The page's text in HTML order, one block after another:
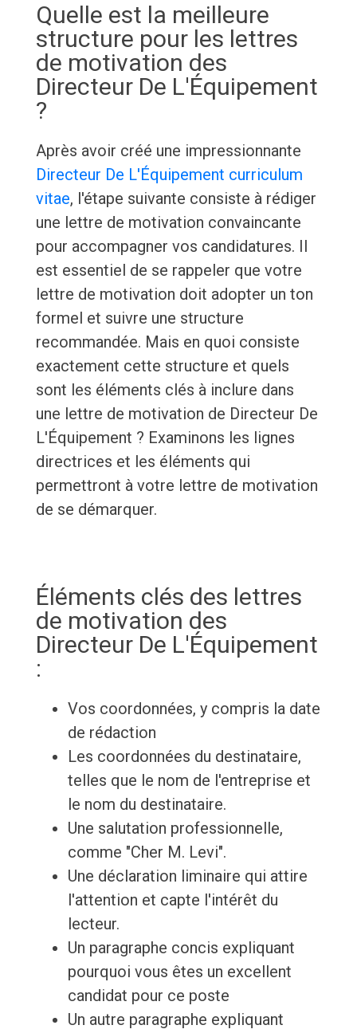
Quelle est la meilleure
structure pour les lettres
de motivation des
Directeur De L'Équipement
?
Après avoir créé une impressionnante
Directeur De L'Équipement curriculum
vitae, l'étape suivante consiste à rédiger
une lettre de motivation convaincante
pour accompagner vos candidatures. Il
est essentiel de se rappeler que votre
lettre de motivation doit adopter un ton
formel et suivre une structure
recommandée. Mais en quoi consiste
exactement cette structure et quels
sont les éléments clés à inclure dans
une lettre de motivation de Directeur De
L'Équipement ? Examinons les lignes
directrices et les éléments qui
permettront à votre lettre de motivation
de se démarquer.
Éléments clés des lettres
de motivation des
Directeur De L'Équipement
:
Vos coordonnées, y compris la date
de rédaction
Les coordonnées du destinataire,
telles que le nom de l'entreprise et
le nom du destinataire.
Une salutation professionnelle,
comme "Cher M. Levi".
Une déclaration liminaire qui attire
l'attention et capte l'intérêt du
lecteur.
Un paragraphe concis expliquant
pourquoi vous êtes un excellent
candidat pour ce poste
Un autre paragraphe expliquant